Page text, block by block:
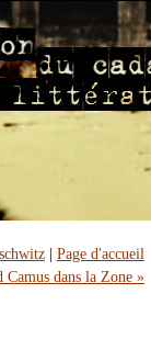
| Page d'accueil
Camus dans la Zone »